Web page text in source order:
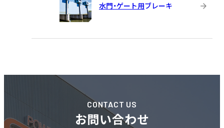
水門・ゲート用ブレーキ
CONTACT US
お問い合わせ